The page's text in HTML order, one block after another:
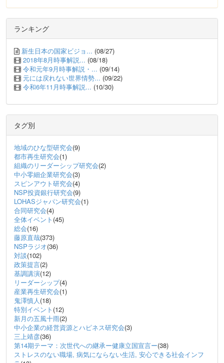
ランキング
新生日本の国家ビジョ... (08/27)
2018年8月時事解説... (08/18)
令和元年9月時事解説・... (09/14)
元には戻れない世界情勢... (09/22)
令和6年11月時事解説... (10/30)
タグ別
地域のひな型研究会(9)
都市再生研究会(1)
組織のリーダーシップ研究会(2)
中小零細企業研究会(3)
スピンアウト研究会(4)
NSP投資銀行研究会(9)
LOHASジャパン研究会(1)
合同研究会(4)
全体イベント (45)
総会(16)
藤原直哉(373)
NSPラジオ(36)
対談(102)
政策提言(2)
基調講演(12)
リーダーシップ(4)
産業再生研究会(1)
鬼澤慎人(18)
特別イベント (12)
新月の五風十雨(2)
中小企業の経営資源とハピネス研究会(3)
三上靖彦(36)
第14期テーマ：次世代への継承ー健康立国宣言ー(38)
ストレスのない職場, 病気にならない生活, 安心できる社会インフ